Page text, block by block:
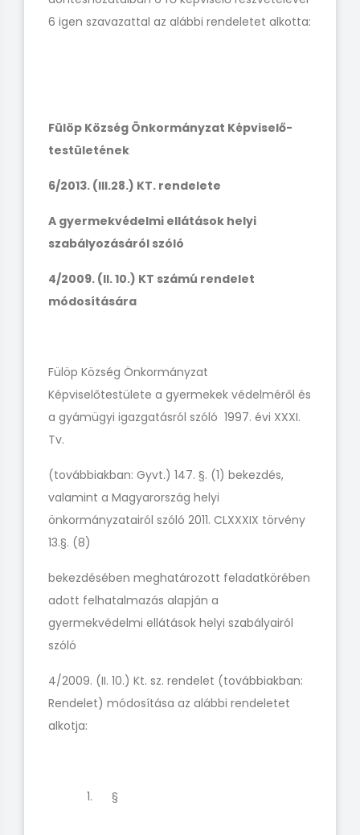
6 igen szavazattal az alábbi rendeletet alkotta:
Fülöp Község Önkormányzat Képviselő-
testületének
6/2013. (III.28.) KT. rendelete
A gyermekvédelmi ellátások helyi
szabályozásáról szóló
4/2009. (II. 10.) KT számú rendelet
módosítására
Fülöp Község Önkormányzat
Képviselőtestülete a gyermekek védelméről és
a gyámügyi igazgatásról szóló 1997. évi XXXI.
Tv.
(továbbiakban: Gyvt.) 147. §. (1) bekezdés,
valamint a Magyarország helyi
önkormányzatairól szóló 2011. CLXXXIX törvény
13.§. (8)
bekezdésében meghatározott feladatkörében
adott felhatalmazás alapján a
gyermekvédelmi ellátások helyi szabályairól
szóló
4/2009. (II. 10.) Kt. sz. rendelet (továbbiakban:
Rendelet) módosítása az alábbi rendeletet
alkotja:
1. §